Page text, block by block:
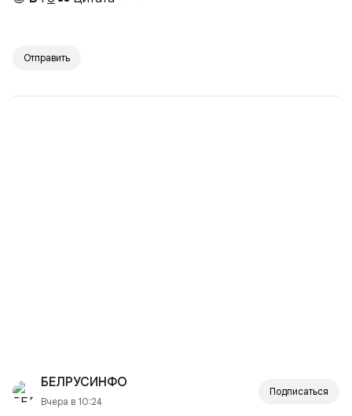
Отправить
БЕЛРУСИНФО
Вчера в 10:24
Подписаться